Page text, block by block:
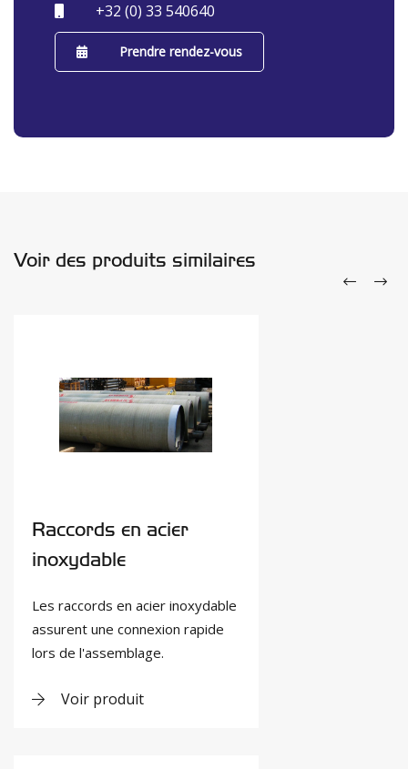
+32 (0) 33 540640
Prendre rendez-vous
Voir des produits similaires
Raccords en acier
inoxydable
Les raccords en acier inoxydable
assurent une connexion rapide
lors de l'assemblage.
Voir produit